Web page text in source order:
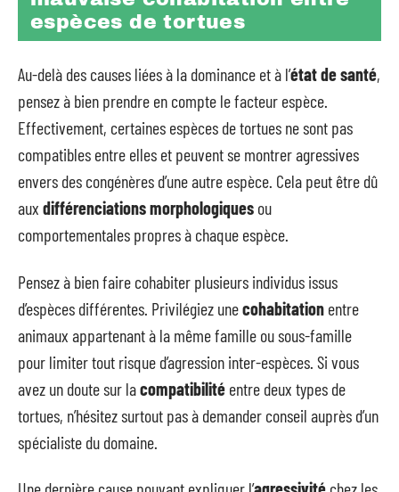
espèces de tortues
Au-delà des causes liées à la dominance et à l’état de santé,
pensez à bien prendre en compte le facteur espèce.
Effectivement, certaines espèces de tortues ne sont pas
compatibles entre elles et peuvent se montrer agressives
envers des congénères d’une autre espèce. Cela peut être dû
aux différenciations morphologiques ou
comportementales propres à chaque espèce.
Pensez à bien faire cohabiter plusieurs individus issus
d’espèces différentes. Privilégiez unecohabitation entre
animaux appartenant à la même famille ou sous-famille
pour limiter tout risque d’agression inter-espèces. Si vous
avez un doute sur lacompatibilité entre deux types de
tortues, n’hésitez surtout pas à demander conseil auprès d’un
spécialiste du domaine.